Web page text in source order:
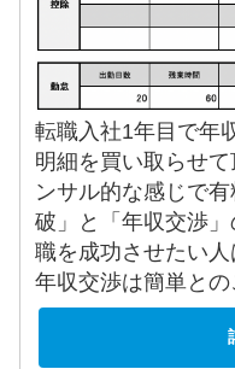
転職入社1年目で年
明細を買い取らせ
ンサル的な感じで
破」と「年収交渉
職を成功させたい
年収交渉は簡単との